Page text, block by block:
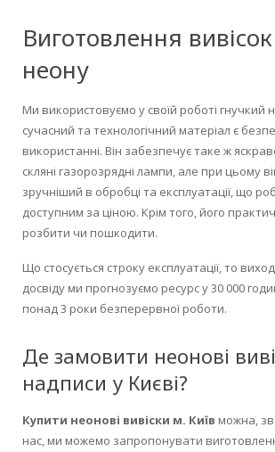
Виготовлення
неону
Ми використовуємо у своїй роботі гнучкий
сучасний та технологічний матеріал є
використанні. Він забезпечує таке ж
скляні газорозрядні лампи, але при цьому
зручніший в обробці та експлуатації, що
доступним за ціною. Крім того, його
розбити чи пошкодити.
Що стосується строку експлуатації, то
досвіду ми прогнозуємо ресурс у 30 000
понад 3 роки безперервної роботи.
Де замовити неонові
надписи у Києві?
Купити неонові вивіски м. Київ можна,
нас, ми можемо запропонувати